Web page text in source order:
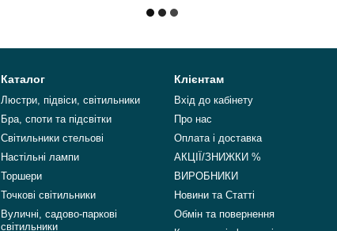
Каталог
Люстри, підвіси, світильники
Бра, споти та підсвітки
Світильники стельові
Настільні лампи
Торшери
Точкові світильники
Вуличні, садово-паркові
світильники
Клієнтам
Вхід до кабінету
Про нас
Оплата і доставка
АКЦІЇ/ЗНИЖКИ %
ВИРОБНИКИ
Новини та Статті
Обмін та повернення